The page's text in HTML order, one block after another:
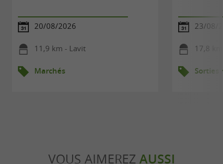
20/08/2026
11,9 km - Lavit
Marchés
23/08/
17,8
Sorties
VOUS AIMEREZ AUSSI